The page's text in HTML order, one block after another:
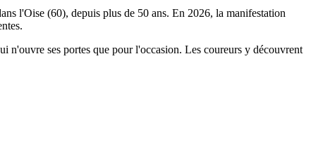
l'Oise (60), depuis plus de 50 ans. En 2026, la manifestation
n'ouvre ses portes que pour l'occasion. Les coureurs y découvrent